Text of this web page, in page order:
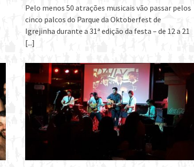
Pelo menos 50 atrações musicais vão passar pelos
cinco palcos do Parque da Oktoberfest de
Igrejinha durante a 31ª edição da festa – de 12 a 21
[...]